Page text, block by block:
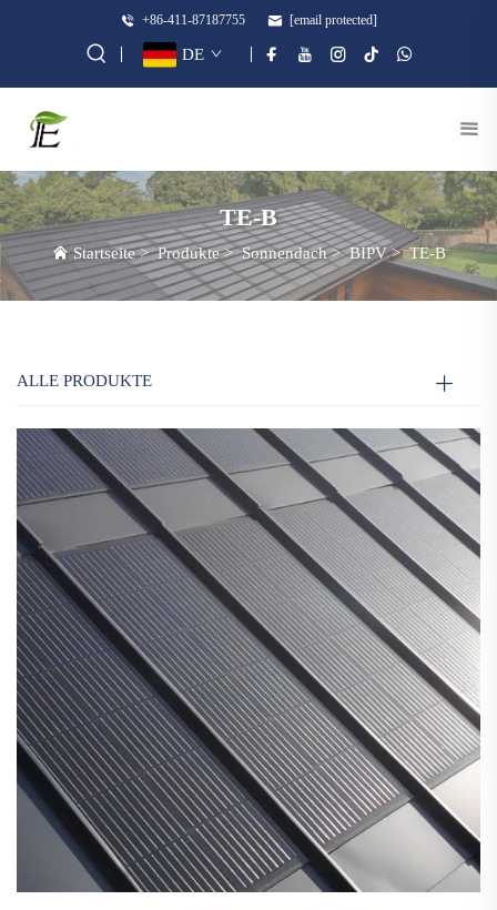
+86-411-87187755 [email protected]
DE
TE-B
Startseite>Produkte>Sonnendach>BIPV>TE-B
ALLE PRODUKTE